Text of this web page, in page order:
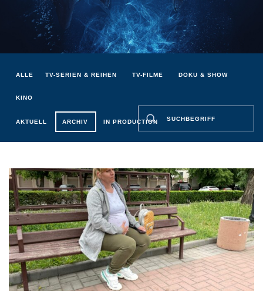
ALLE TV-SERIEN & REIHEN TV-FILME DOKU & SHOW
KINO
AKTUELL ARCHIV IN PRODUCTION